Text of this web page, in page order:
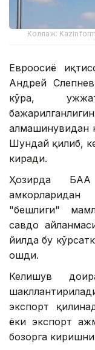
Коллаж: Kazinform
Евроосиё
Андрей
кўра,
алмашинувидан
Шундай қилиб,
киради.
Ҳозирда
"бешлиги"
савдо
йилда бу
ошди.
Келишув
экспорт
ёки экспорт
бозорга